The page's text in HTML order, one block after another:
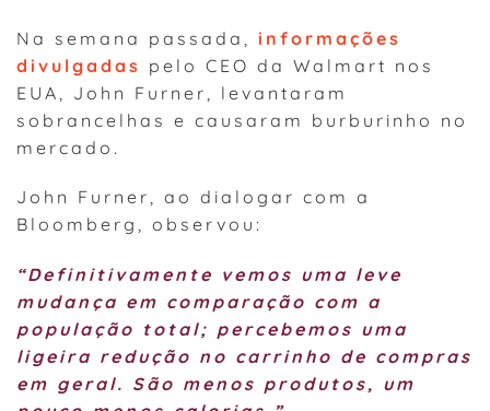
Na semana passada, informações
divulgadas pelo CEO da Walmart nos
EUA, John Furner, levantaram
sobrancelhas e causaram burburinho no
mercado.
John Furner, ao dialogar com a
Bloomberg, observou:
“Definitivamente vemos uma leve
mudança em comparação com a
população total; percebemos uma
ligeira redução no carrinho de compras
em geral. São menos produtos, um